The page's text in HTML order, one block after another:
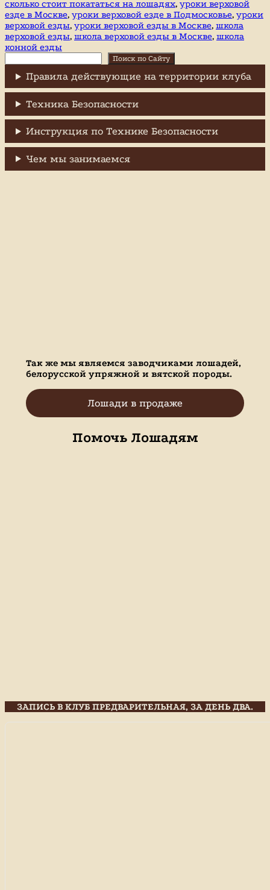
сколько стоит покататься на лошадях, уроки верховой
езде в Москве, уроки верховой езде в Подмосковье, уроки
верховой езды, уроки верховой езды в Москве, школа
верховой езды, школа верховой езды в Москве, школа
конной езды
Поиск по Сайту
Правила действующие на территории клуба
Техника Безопасности
Инструкция по Технике Безопасности
Чем мы занимаемся
Так же мы являемся заводчиками лошадей,
белорусской упряжной и вятской породы.
Лошади в продаже
Помочь Лошадям
ЗАПИСЬ В КЛУБ ПРЕДВАРИТЕЛЬНАЯ, ЗА ДЕНЬ ДВА.